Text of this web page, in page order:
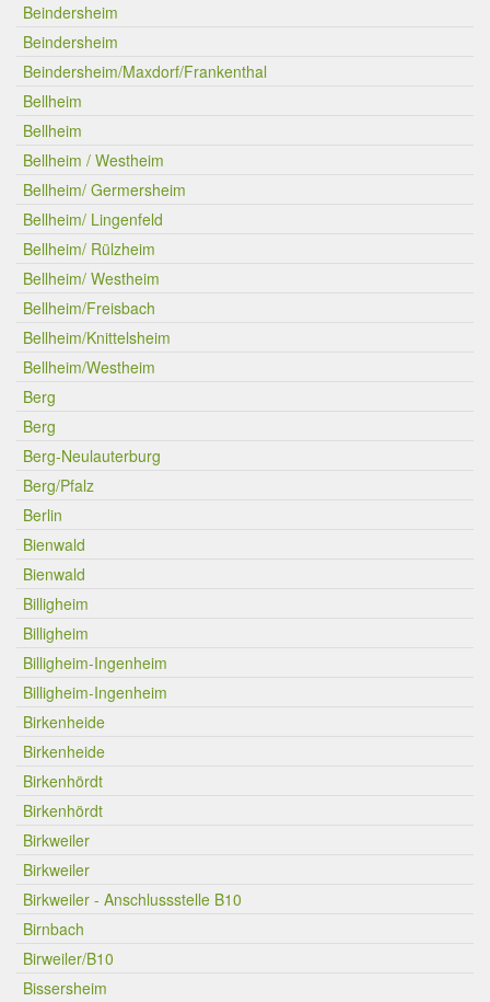
Beindersheim
Beindersheim
Beindersheim/Maxdorf/Frankenthal
Bellheim
Bellheim
Bellheim / Westheim
Bellheim/ Germersheim
Bellheim/ Lingenfeld
Bellheim/ Rülzheim
Bellheim/ Westheim
Bellheim/Freisbach
Bellheim/Knittelsheim
Bellheim/Westheim
Berg
Berg
Berg-Neulauterburg
Berg/Pfalz
Berlin
Bienwald
Bienwald
Billigheim
Billigheim
Billigheim-Ingenheim
Billigheim-Ingenheim
Birkenheide
Birkenheide
Birkenhördt
Birkenhördt
Birkweiler
Birkweiler
Birkweiler - Anschlussstelle B10
Birnbach
Birweiler/B10
Bissersheim